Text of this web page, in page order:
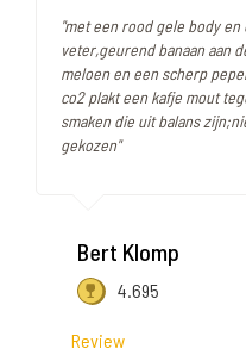
"met een rood gele body
veter,geurend banaan aan
meloen en een scherp
co2 plakt een kafje mout
smaken die uit balans
gekozen"
Bert Klomp
4.695
Review